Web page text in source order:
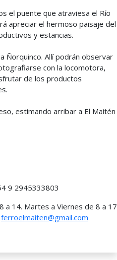
el puente que atraviesa el Río
apreciar el hermoso paisaje del
y estancias.
Ñorquinco. Allí podrán observar
con la locomotora,
de los productos
estimando arribar a El Maitén
9 2945333803
a 14. Martes a Viernes de 8 a 17
ferroelmaiten@gmail.com